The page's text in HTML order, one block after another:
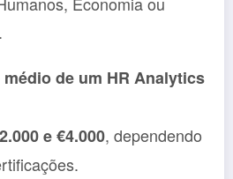
de um HR Analytics
e €4.000, dependendo